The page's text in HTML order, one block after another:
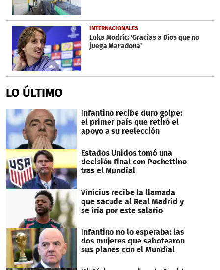
INTERNACIONALES
Luka Modric: 'Gracias a Dios que no
juega Maradona'
LO ÚLTIMO
Infantino recibe duro golpe:
el primer país que retiró el
apoyo a su reelección
Estados Unidos tomó una
decisión final con Pochettino
tras el Mundial
Vinicius recibe la llamada
que sacude al Real Madrid y
se iría por este salario
Infantino no lo esperaba: las
dos mujeres que sabotearon
sus planes con el Mundial